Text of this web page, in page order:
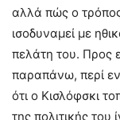
αλλά πώς ο
ισοδυναμεί με
πελάτη του. Προς
παραπάνω, περί
ότι ο Κισλόφσκι
της πολιτικής του